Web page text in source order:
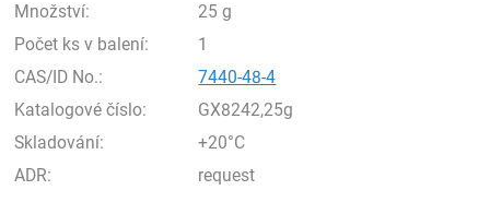
Množství:
25 g
Počet ks v balení:
1
CAS/ID No.:
7440-48-4
Katalogové číslo:
GX8242,25g
Skladování:
+20°C
ADR:
request